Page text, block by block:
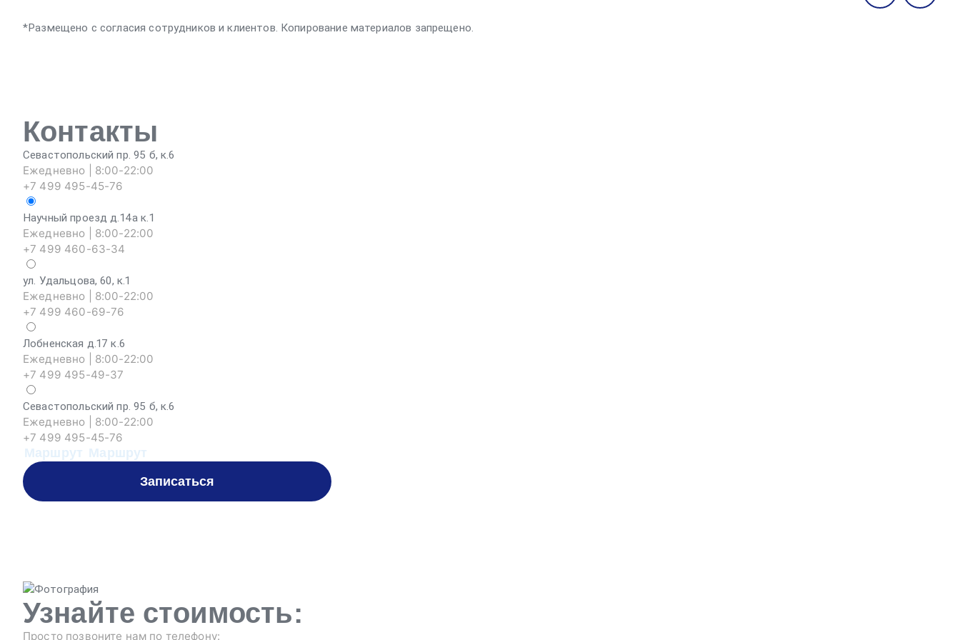
*Размещено с согласия сотрудников и клиентов. Копирование материалов запрещено.
Контакты
Севастопольский пр. 95 б, к.6
Ежедневно | 8:00-22:00
+7 499 495-45-76
Научный проезд д.14а к.1
Ежедневно | 8:00-22:00
+7 499 460-63-34
ул. Удальцова, 60, к.1
Ежедневно | 8:00-22:00
+7 499 460-69-76
Лобненская д.17 к.6
Ежедневно | 8:00-22:00
+7 499 495-49-37
Севастопольский пр. 95 б, к.6
Ежедневно | 8:00-22:00
+7 499 495-45-76
Маршрут Маршрут
Записаться
Узнайте стоимость:
Просто позвоните нам по телефону: